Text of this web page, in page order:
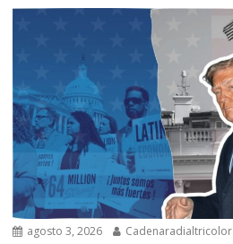
agosto 3, 2026 Cadenaradialtricolor